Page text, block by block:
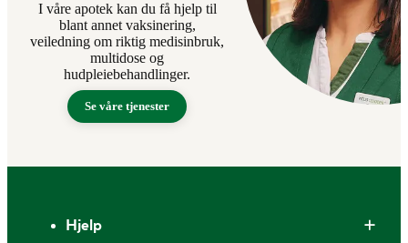
I våre apotek kan du få hjelp til
blant annet vaksinering,
veiledning om riktig medisinbruk,
multidose og
hudpleiebehandlinger.
Se våre tjenester
Hjelp